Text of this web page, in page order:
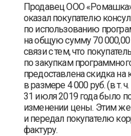
Продавец ООО «Ромашка»
оказал покупателю
по использованию
на общую сумму 70 000,00
связи с тем, что
по закупкам
предоставлена скидка на
в размере 4 000 руб. (в т.
31 июля 2019 года было
изменении цены. Этим
и передал покупателю
фактуру.